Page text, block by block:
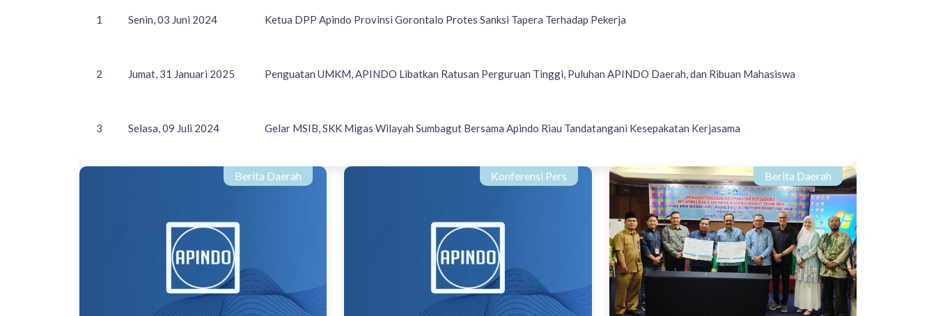
1 Senin, 03 Juni 2024 Ketua DPP Apindo Provinsi Gorontalo Protes Sanksi Tapera Terhadap Pekerja
2 Jumat, 31 Januari 2025 Penguatan UMKM, APINDO Libatkan Ratusan Perguruan Tinggi, Puluhan APINDO Daerah, dan Ribuan Mahasiswa
3 Selasa, 09 Juli 2024 Gelar MSIB, SKK Migas Wilayah Sumbagut Bersama Apindo Riau Tandatangani Kesepakatan Kerjasama
Berita Daerah Konferensi Pers Berita Daerah